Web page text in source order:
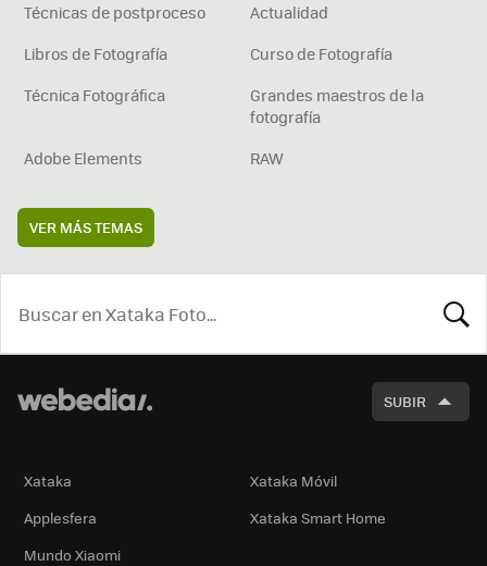
Técnicas de postproceso
Actualidad
Libros de Fotografía
Curso de Fotografía
Técnica Fotográfica
Grandes maestros de la
fotografía
Adobe Elements
RAW
VER MÁS TEMAS
SUBIR
Xataka
Xataka Móvil
Applesfera
Xataka Smart Home
Mundo Xiaomi